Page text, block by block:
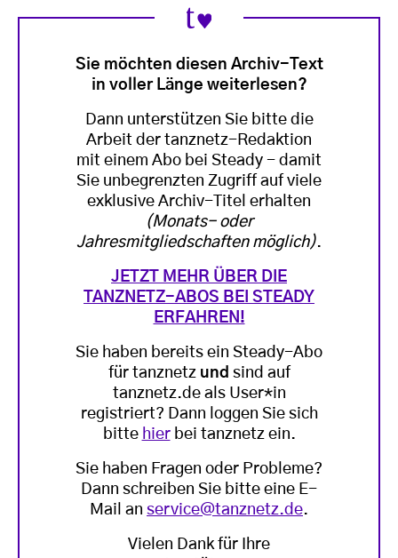
Sie möchten diesen Archiv-Text
in voller Länge weiterlesen?
Dann unterstützen Sie bitte die
Arbeit der tanznetz-Redaktion
mit einem Abo bei Steady - damit
Sie unbegrenzten Zugriff auf viele
exklusive Archiv-Titel erhalten
(Monats- oder
Jahresmitgliedschaften möglich).
JETZT MEHR ÜBER DIE
TANZNETZ-ABOS BEI STEADY
ERFAHREN!
Sie haben bereits ein Steady-Abo
für tanznetz und sind auf
tanznetz.de als User*in
registriert? Dann loggen Sie sich
bitte hierbei tanznetz ein.
Sie haben Fragen oder Probleme?
Dann schreiben Sie bitte eine E-
Mail an service@tanznetz.de.
Vielen Dank für Ihre